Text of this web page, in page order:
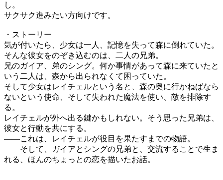
し。
サクサク進みたい方向けです。
・ストーリー
気が付いたら、少女は一人、記憶を失って森に倒れていた。
そんな彼女をのぞき込むのは、二人の兄弟。
兄のガイア、弟のシング。何か事情があって森に来ていたと
いう二人は、森から出られなくて困っていた。
そして少女はレイチェルという名と、森の奥に行かねばなら
ないという使命、そして失われた魔法を使い、敵を排除す
る。
レイチェルが外へ出る鍵かもしれない。そう思った兄弟は、
彼女と行動を共にする。
――これは、レイチェルが役目を果たすまでの物語。
――そして、ガイアとシングの兄弟と、交流することで生ま
れる、ほんのちょっとの恋を描いたお話。